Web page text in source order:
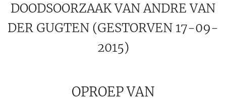
DOODSOORZAAK VAN ANDRE VAN
DER GUGTEN (GESTORVEN 17-09-
2015)
OPROEP VAN